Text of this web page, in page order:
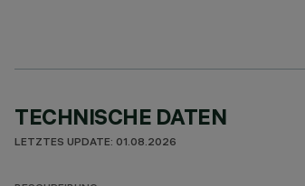
TECHNISCHE DATEN
LETZTES UPDATE: 01.08.2026